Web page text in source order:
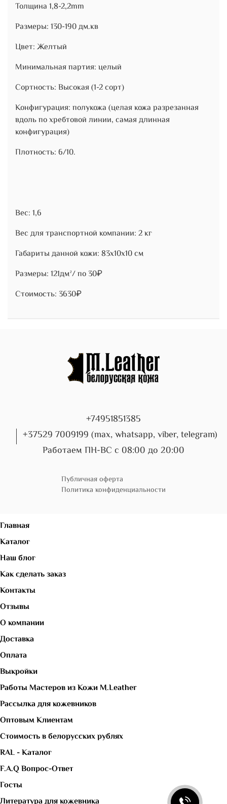
Толщина 1,8-2,2mm
Размеры: 130-190 дм.кв
Цвет: Желтый
Минимальная партия: целый
Сортность: Высокая (1-2 сорт)
Конфигурация: полукожа (целая кожа разрезанная
вдоль по хребтовой линии, самая длинная
конфигурация)
Плотность: 6/10.
Вес: 1,6
Вес для транспортной компании: 2 кг
Габариты данной кожи: 83х10х10 см
Размеры: 121дм²/ по 30₽
Стоимость: 3630₽
+74951851385
+37529 7009199 (max, whatsapp, viber, telegram)
Работаем ПН-ВС с 08:00 до 20:00
Публичная оферта
Политика конфиденциальности
Главная
Каталог
Наш блог
Как сделать заказ
Контакты
Отзывы
О компании
Доставка
Оплата
Выкройки
Работы Мастеров из Кожи M.Leather
Рассылка для кожевников
Оптовым Клиентам
Стоимость в белорусских рублях
RAL - Каталог
F.A.Q Вопрос-Ответ
Госты